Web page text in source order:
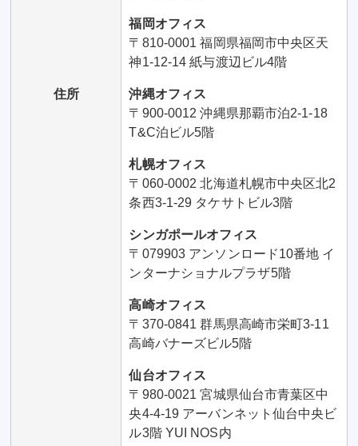
住所
福岡オフィス
〒810-0001 福岡県福岡市中央区天
神1-12-14 紙与渡辺ビル4階
沖縄オフィス
〒900-0012 沖縄県那覇市泊2-1-18
T&C泊ビル5階
札幌オフィス
〒060-0002 北海道札幌市中央区北2
条西3-1-29 タケサトビル3階
シンガポールオフィス
〒079903 アンソンロード10番地 イ
ンターナショナルプラザ5階
高崎オフィス
〒370-0841 群馬県高崎市栄町3-11
高崎バナーズビル5階
仙台オフィス
〒980-0021 宮城県仙台市青葉区中
央4-4-19 アーバンネット仙台中央ビ
ル3階 YUI NOS内